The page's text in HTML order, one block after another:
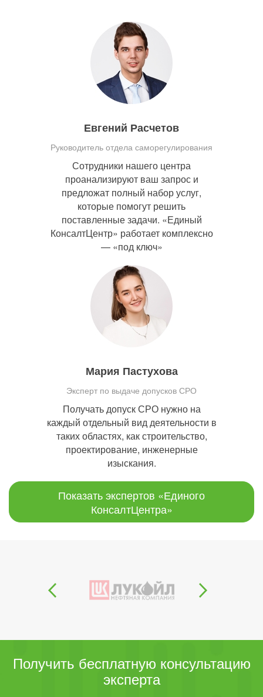
Евгений Расчетов
Руководитель отдела саморегулирования
Сотрудники нашего центра
проанализируют ваш запрос и
предложат полный набор услуг,
которые помогут решить
поставленные задачи. «Единый
КонсалтЦентр» работает комплексно
— «под ключ»
Мария Пастухова
Эксперт по выдаче допусков СРО
Получать допуск СРО нужно на
каждый отдельный вид деятельности в
таких областях, как строительство,
проектирование, инженерные
изыскания.
Показать экспертов «Единого
КонсалтЦентра»
Получить бесплатную консультацию
эксперта